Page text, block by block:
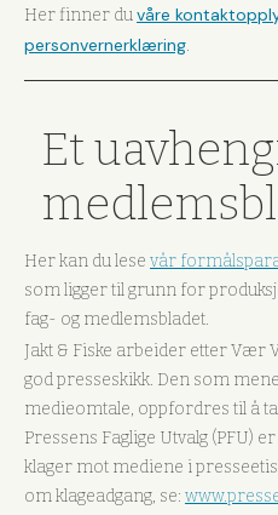
Her finner duvåre
personvernerklæring.
Et
Her kan du lese vår
som ligger til grunn for
fag- og medlemsbladet.
Jakt & Fiske arbeider etter
god presseskikk. Den som
medieomtale, oppfordres til å
Pressens Faglige Utvalg (PFU)
klager mot mediene i
om klageadgang, se: